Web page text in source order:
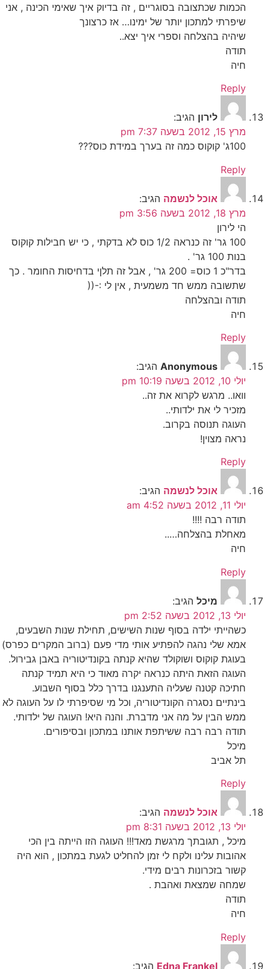
הכמות שכתצובה בסוגריים , זה בדיוק איך שאימי הכינה , אני
שיפרתי למתכון יותר של ימינו… אז כרצונך
שיהיה בהצלחה וספרי איך יצא..
תודה
חיה
Reply
לירון הגיב:
מרץ 15, 2012 בשעה 7:37 pm
100ג' קוקוס כמה זה בערך במידת כוס???
Reply
אוכל לנשמה הגיב:
מרץ 18, 2012 בשעה 3:56 pm
הי לירון
100 גר' זה כנראה 1/2 כוס לא בדקתי , כי יש חבילות קוקוס
בנות 100 גר' .
בדר"כ 1 כוס= 200 גר' , אבל זה תלןי בדחיסות החומר . כך
שתשובה ממש חד משמעית , אין לי :-((
תודה ובהצלחה
חיה
Reply
Anonymous הגיב:
יולי 10, 2012 בשעה 10:19 pm
וואו.. מרגש לקרוא את זה..
מזכיר לי את ילדותי..
העוגה תנוסה בקרוב.
נראה מצוין!
Reply
אוכל לנשמה הגיב:
יולי 11, 2012 בשעה 4:52 am
תודה רבה !!!!
מאחלת בהצלחה…..
חיה
Reply
מיכל הגיב:
יולי 13, 2012 בשעה 2:52 pm
כשהייתי ילדה בסוף שנות השישים, תחילת שנות השבעים,
אמא שלי נהגה להפתיע אותי מדי פעם (ברוב המקרים כפרס)
בעוגת קוקוס ושוקולד שהיא קנתה בקונדיטוריה באבן גבירול.
העוגה הזאת היתה כנראה יקרה מאוד כי היא תמיד קנתה
חתיכה קטנה שעליה התענגנו בדרך כלל בסוף השבוע.
בינתיים נסגרה הקונדיטוריה, וכל מי שסיפרתי לו על העוגה לא
ממש הבין על מה אני מדברת. והנה היא! העוגה של ילדותי.
תודה רבה רבה ששיתפת אותנו במתכון ובסיפורים.
מיכל
תל אביב
Reply
אוכל לנשמה הגיב:
יולי 13, 2012 בשעה 8:31 pm
מיכל , תגובתך מרגשת מאד!!! העוגה הזו הייתה בין הכי
אהובות עלינו ולקח לי זמן להחליט לגעת במתכון , הוא היה
קשור בזכרונות רבים מידי.
שמחה שמצאת ואהבת .
תודה
חיה
Reply
Edna Frankel הגיב: